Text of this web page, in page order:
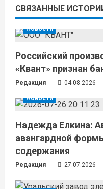
СВЯЗАННЫЕ
Новости
Российский
«Квант» признан
Редакция 04.08.2026
Новости
Надежда Елкина:
авангардной
содержания
Редакция 27.07.2026